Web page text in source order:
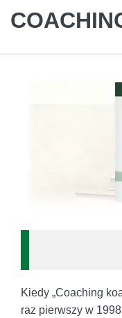
Kiedy „Coaching
raz pierwszy w